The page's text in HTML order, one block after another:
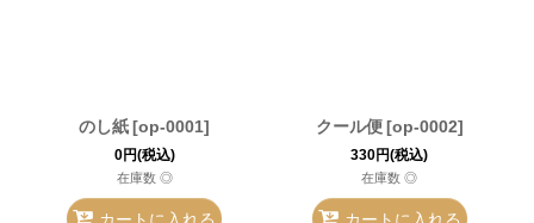
のし紙[op-0001]
0円(税込)
在庫数 ◎
カートに入れる
クール便[op-0002]
330円(税込)
在庫数 ◎
カートに入れる